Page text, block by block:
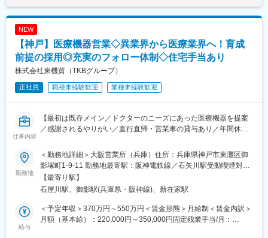
で長年通っている患者様も多く、長期的な予防・メンテナンスに
変更の範囲：会社の定める業務
※始業・終業時間についてはみなし勤務とさせて頂きます。
※実施期間および就業時間については、ご希望を考慮して決定しま
す。
〒658-0023 兵庫県神戸市東灘区深江浜町118
■教育体制：
入社初日は、オリエンテーションを実施いたします。
ら、実務を段階的に習得していただきます。
お一人で顧客を担当いただくまでの期間は、入社からおおよそ3～
6か月を想定しておりますが、これまでのご経験やスキルに応じて
柔軟に調整いたしますので、ご安心ください。
■業務のやりがい・魅力：
◎お客様へ商品のみならず、商品知識・業界情報を提供すること
NEW
【神戸】医療機器営業◇異業界から医療業界へ！育成
前提の採用◎充実のフォロー体制◇住宅手当あり
株式会社東機貿（TKBグループ）
正社員 職種未経験歓迎 業種未経験歓迎
仕事内容
【最初は既存メイン／ドクターのニーズにあった医療機器を提案
／感謝されるやりがい／直行直帰・営業車の貸与あり／年間休日
■職務詳細：
担当エリア病院へ訪問、ドクターや医療従事者がどんな医療機器
を必要としているかヒアリングします。ニーズを把握したら適切
な製品を提案し、導入して頂きます。提案先は最初は既存がメイ
ンで、ゆくゆくは新規開拓もお任せいたします。外科製品の販売
においては手術に立ち会うこともあり、実際の臨床現場での製品
勤務地
＜勤務地詳細＞大阪営業所（兵庫）住所：兵庫県神戸市東灘区御
影塚町1-9-11 勤務地最寄駅：阪神電鉄線／石矢川駅受動喫煙対
策：屋内全面禁煙変更の範囲：会社の定める事業所
【最寄り駅】
石屋川駅、御影駅(兵庫県・阪神線)、新在家駅
給与
＜予定年収＞370万円～550万円＜賃金形態＞月給制＜賃金内訳＞
月額（基本給）：220,000円～350,000円固定残業手当/月：